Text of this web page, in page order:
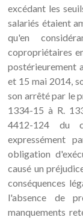
excédant les
salariés étaient
qu'en
copropriétaires
postérieurement
et 15 mai 2014,
son arrêté par le
1334-15 à R.
4412-124 du
expressément
obligation
causé un
conséquences
l'absence de
manquements